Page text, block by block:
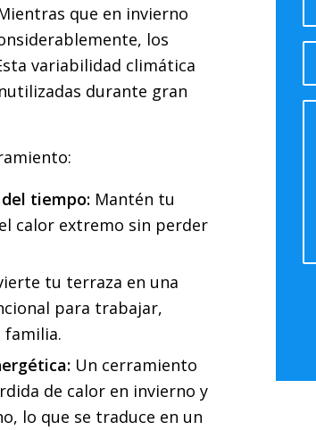
que en invierno
los
variabilidad climática
durante gran
tiempo: Mantén tu
calor extremo sin perder
tu terraza en una
para trabajar,
Un cerramiento
de calor en invierno y
lo que se traduce en un